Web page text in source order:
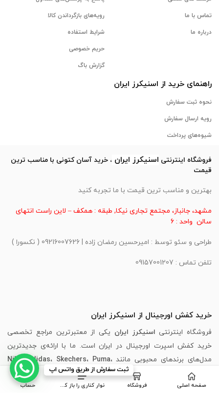
تماس با ما
درباره ما
رویه‌های بازگرداندن کالا
شرایط استفاده
حریم خصوصی
گزارش باگ
راهنمای خرید از اسنیکرز ایران
نحوه ثبت سفارش
رویه ارسال سفارش
شیوه‌های پرداخت
فروشگاه اینترنتی اسنیکرز ایران ، خرید آسان کتونی با مناسب ترین
قیمت
بهترین و مناسب ترین قیمت با ما تجربه کنید
مشهد، جانباز، مجتمع تجاری نیکا, طبقه : همکف – لاین راست انتهای
سالن واحد : 6
طراحی و سئو توسط : امیرحسین رمضان زاده | 09216007626 ( نکسورا )
تلفن تماس : 09157001207
خرید کفش اورجینال از اسنیکرز ایران
فروشگاه اینترنتی اسنیکرز ایران یکی از معتبرترین مراجع تخصصی
خرید کفش اسپرت اورجینال در ایران است. ما با ارائه‌ی جدیدترین
مدل‌های برندهای محبوبی مانند
Nike،Adidas، Skechers، Puma،
New Balance
، تجربه‌ای مطمئن، سریع و لذت‌بخش از خرید
اینترنتی کفش را برای شما فراهم کرده‌ایم.
صفحه اصلی فروشگاه نوار کناری را باز کنید حساب
ثبت سفارش از طریق واتس اپ